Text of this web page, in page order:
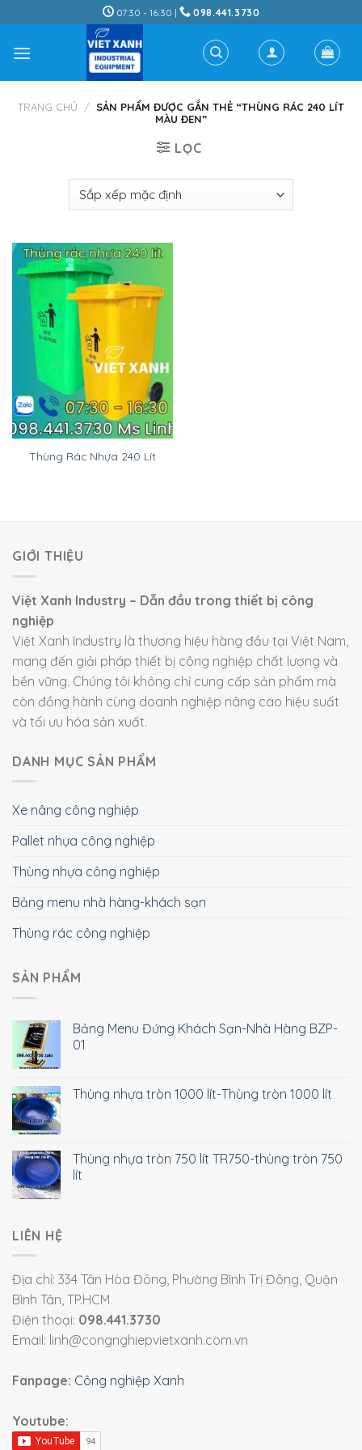
to
content
07:30 - 16:30 | 098.441.3730
TRANG CHỦ / SẢN PHẨM ĐƯỢC GẮN THẺ “THÙNG RÁC 240 LÍT
MÀU ĐEN”
LỌC
Thùng Rác Nhựa 240 Lít
GIỚI THIỆU
Việt Xanh Industry – Dẫn đầu trong thiết bị công
nghiệp
Việt Xanh Industry là thương hiệu hàng đầu tại Việt Nam,
mang đến giải pháp thiết bị công nghiệp chất lượng và
bền vững. Chúng tôi không chỉ cung cấp sản phẩm mà
còn đồng hành cùng doanh nghiệp nâng cao hiệu suất
và tối ưu hóa sản xuất.
DANH MỤC SẢN PHẨM
Xe nâng công nghiệp
Pallet nhựa công nghiệp
Thùng nhựa công nghiệp
Bảng menu nhà hàng-khách sạn
Thùng rác công nghiệp
SẢN PHẨM
Bảng Menu Đứng Khách Sạn-Nhà Hàng BZP-
01
Thùng nhựa tròn 1000 lít-Thùng tròn 1000 lít
Thùng nhựa tròn 750 lít TR750-thùng tròn 750
lít
LIÊN HỆ
Địa chỉ: 334 Tân Hòa Đông, Phường Bình Trị Đông, Quận
Bình Tân, TP.HCM
Điện thoại: 098.441.3730
Email: linh@congnghiepvietxanh.com.vn
Fanpage: Công nghiệp Xanh
Youtube: